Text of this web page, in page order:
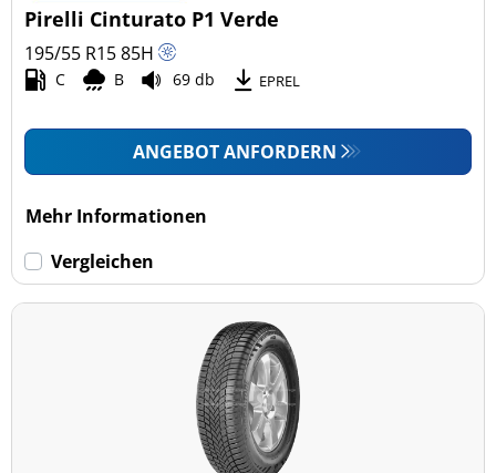
Pirelli Cinturato P1 Verde
195/55 R1585H
C B 69 db EPREL
ANGEBOT ANFORDERN
Mehr Informationen
Vergleichen